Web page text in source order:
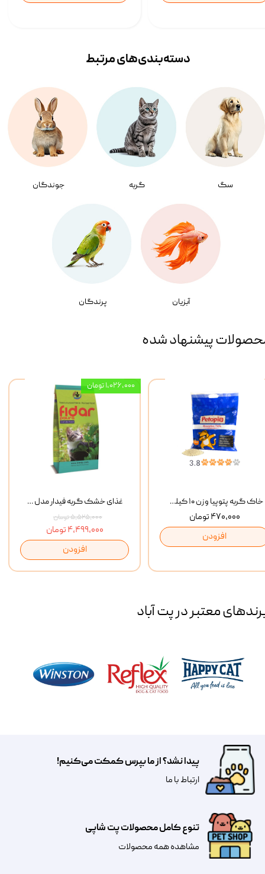
سگ گربه جوندگان
آبزیان پرندگان
دسته‌بندی‌‌های مرتبط
پیشنهاد شده
غذای خشک گربه فیدار مدل Adult وزن 10 کیلوگرم
۵,۵۲۵,۰۰۰ تومان
۴,۴۹۹,۰۰۰ تومان
افزودن
۱,۰۲۶,۰۰۰ تومان
خاک گربه پتوپیا وزن ۱۰ کیلوگرم
۴۷۰,۰۰۰ تومان
افزودن
معتبر در پت آباد
تنوع کامل محصولات پت شاپی
مشاهده همه محصولات
پیدا نشد؟ از ما بپرس کمکت می‌کنیم!
​​​ارتباط با ما